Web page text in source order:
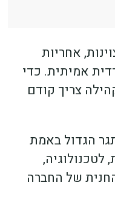
אחריות
אמיתית. כדי
צריך קודם
הגדול באמת
לטכנולוגיה,
של החברה